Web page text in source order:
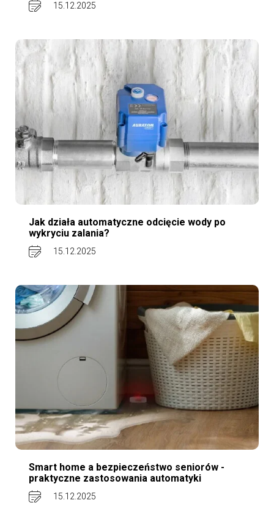
15.12.2025
Jak działa automatyczne odcięcie wody po
wykryciu zalania?
15.12.2025
Smart home a bezpieczeństwo seniorów -
praktyczne zastosowania automatyki
15.12.2025